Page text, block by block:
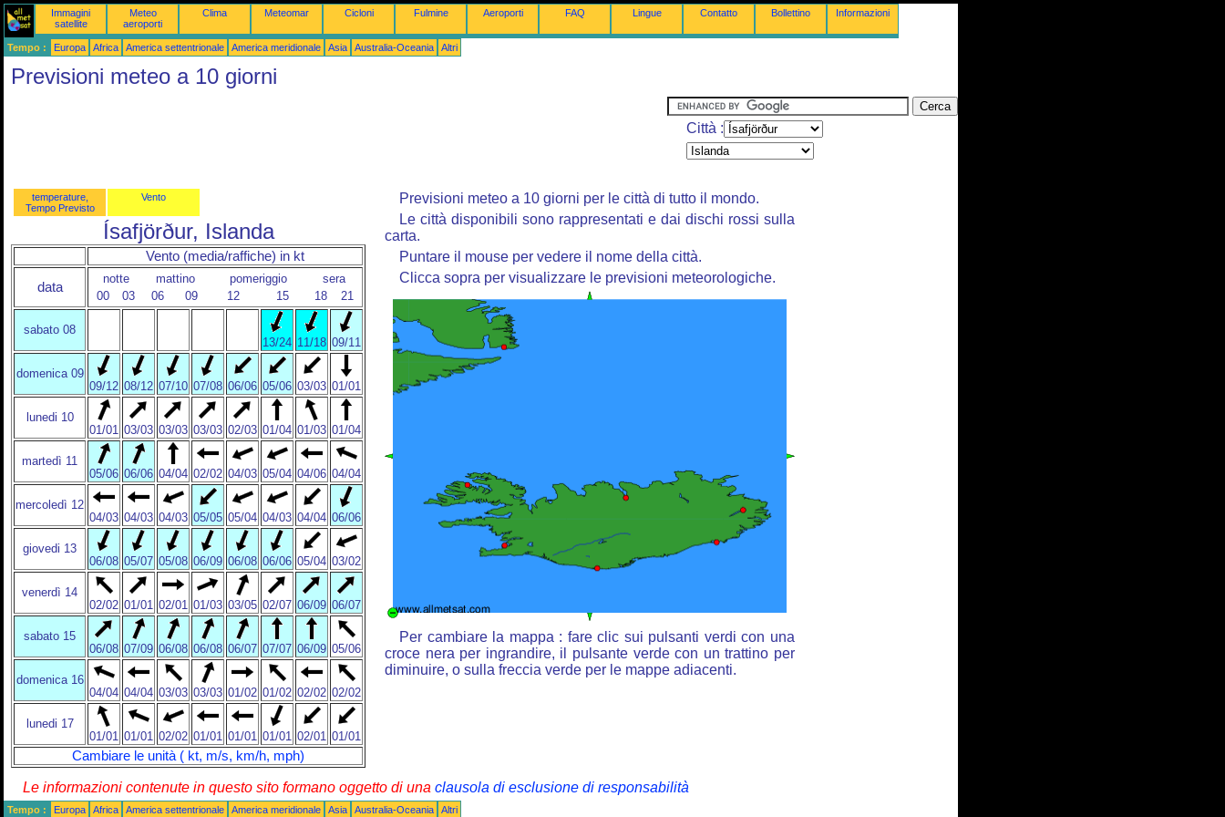
Immagini
satellite
Meteo
aeroporti
Clima Meteomar Cicloni Fulmine Aeroporti FAQ Lingue Contatto Bollettino Informazioni
Tempo : Europa Africa America settentrionale America meridionale Asia Australia-Oceania Altri
Previsioni meteo a 10 giorni
Città :
temperature,
Tempo Previsto
Vento
Ísafjörður, Islanda
Vento (media/raffiche) in kt
data
notte mattino pomeriggio
sera
00
03 06 09 12 15 18 21
sabato 08
13/24 11/18 09/11
domenica 09
09/12 08/12 07/10 07/08 06/06 05/06 03/03 01/01
lunedi 10
01/01 03/03 03/03 03/03 02/03 01/04 01/03 01/04
martedì 11
05/06 06/06 04/04 02/02 04/03 05/04 04/06 04/04
mercoledì 12
04/03 04/03 04/03 05/05 05/04 04/03 04/04 06/06
giovedi 13
06/08 05/07 05/08 06/09 06/08 06/06 05/04 03/02
venerdì 14
02/02 01/01 02/01 01/03 03/05 02/07 06/09 06/07
sabato 15
06/08 07/09 06/08 06/08 06/07 07/07 06/09 05/06
domenica 16
04/04 04/04 03/03 03/03 01/02 01/02 02/02 02/02
lunedi 17
01/01 01/01 02/02 01/01 01/01 01/01 02/01 01/01
Cambiare le unità ( kt, m/s, km/h, mph)
Previsioni meteo a 10 giorni per le città di tutto il mondo.
Le città disponibili sono rappresentati e dai dischi rossi sulla
carta.
Puntare il mouse per vedere il nome della città.
Clicca sopra per visualizzare le previsioni meteorologiche.
Per cambiare la mappa : fare clic sui pulsanti verdi con una
croce nera per ingrandire, il pulsante verde con un trattino per
diminuire, o sulla freccia verde per le mappe adiacenti.
Le informazioni contenute in questo sito formano oggetto di una clausola di esclusione di responsabilità
Tempo : Europa Africa America settentrionale America meridionale Asia Australia-Oceania Altri